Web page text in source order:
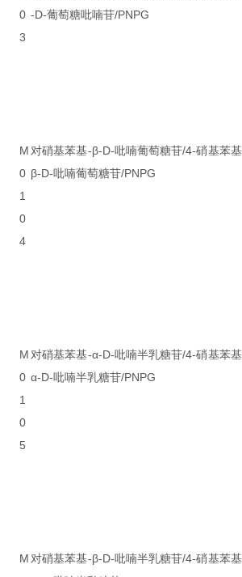
0
3
-D-葡萄糖吡喃苷/PNPG
M
0
1
0
4
对硝基苯基-β-D-吡喃葡萄糖苷/4-硝基苯
β-D-吡喃葡萄糖苷/PNPG
M
0
1
0
5
对硝基苯基-α-D-吡喃半乳糖苷/4-硝基苯
α-D-吡喃半乳糖苷/PNPG
M对硝基苯基-β-D-吡喃半乳糖苷/4-硝基苯